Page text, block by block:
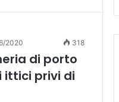
2020 318
di porto
privi di